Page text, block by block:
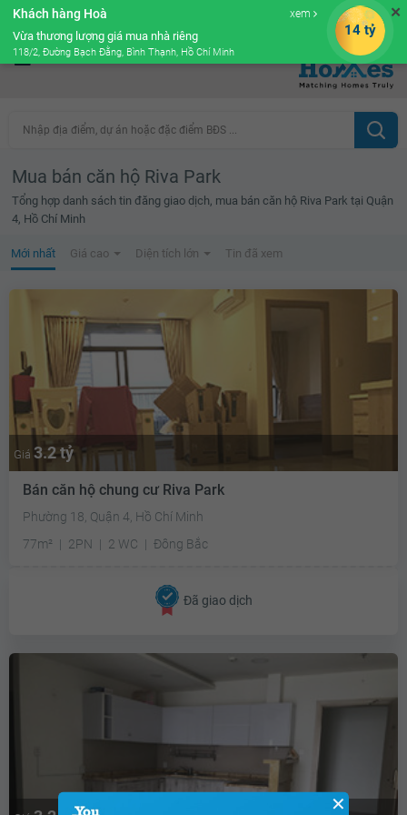
Cộng đồng Môi giới bPRO
Nhập địa điểm, dự án hoặc đặc điểm BĐS ...
Mua bán căn hộ Riva Park
Tổng hợp danh sách tin đăng giao dịch, mua bán căn hộ Riva Park tại Quận
4, Hồ Chí Minh
Mới nhất Giá cao Diện tích lớn Tin đã xem
Giá 3.2 tỷ
Bán căn hộ chung cư Riva Park
Phường 18, Quận 4, Hồ Chí Minh
77m²
2PN 2 WC Đông Bắc
Đã giao dịch
✕
✕
Khách hàng Hoà xem
Vừa thương lượng giá mua nhà riêng
118/2, Đường Bạch Đằng, Bình Thạnh, Hồ Chí Minh
14 tỷ